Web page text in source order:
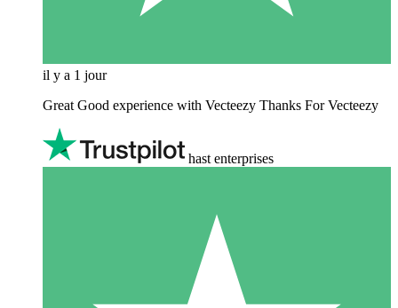
il y a 1 jour
Great Good experience with Vecteezy Thanks For Vecteezy
hast enterprises